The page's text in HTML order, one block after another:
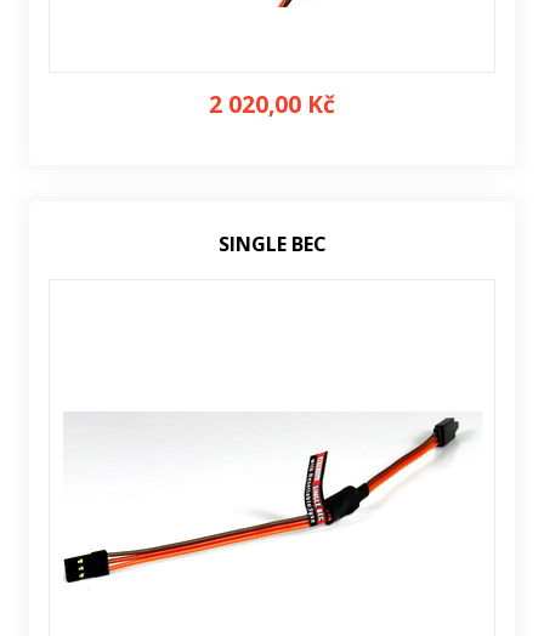
2 020,00 Kč
SINGLE BEC